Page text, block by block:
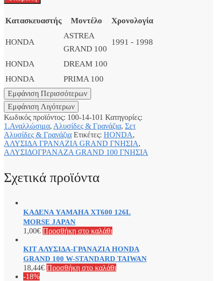
Κατασκευαστής Μοντέλο Χρονολογία
HONDA
ASTREA
GRAND 100
1991 - 1998
HONDA
DREAM 100
HONDA
PRIMA 100
Κωδικός προϊόντος: 100-14-101 Κατηγορίες:
1.Αναλλώσιμα, Αλυσίδες & Γρανάζια, Σετ
Αλυσίδες & Γρανάζια Ετικέτες: HONDA,
ΑΛΥΣΙΔΑ ΓΡΑΝΑΖΙΑ GRAND ΓΝΗΣΙΑ,
ΑΛΥΣΙΔΟΓΡΑΝΑΖΑ GRAND 100 ΓΝΗΣΙΑ
Σχετικά προϊόντα
ΚΑΔΕΝΑ YAMAHA XT600 126L
MORSE JAPAN
1,00€ Προσθήκη στο καλάθι
ΚΙΤ ΑΛΥΣΙΔΑ-ΓΡΑΝΑΖΙΑ HONDA
GRAND 100 W-STANDARD TAIWAN
18,44€ Προσθήκη στο καλάθι
-18%